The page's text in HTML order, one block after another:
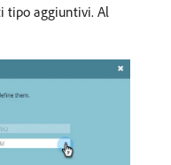
tipo aggiuntivi. Al